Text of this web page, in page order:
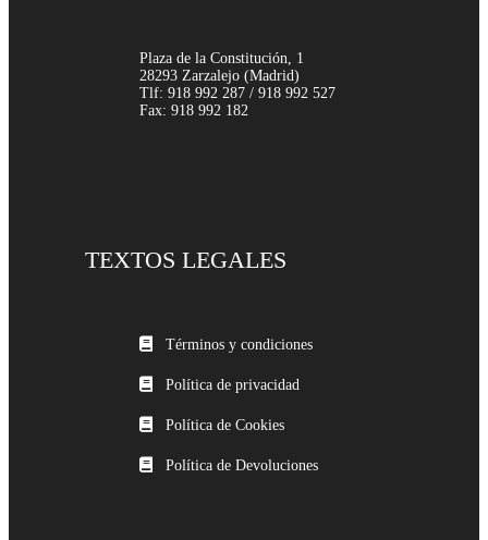
Plaza de la Constitución, 1
28293 Zarzalejo (Madrid)
Tlf: 918 992 287 / 918 992 527
Fax: 918 992 182
TEXTOS LEGALES
Términos y condiciones
Política de privacidad
Política de Cookies
Política de Devoluciones